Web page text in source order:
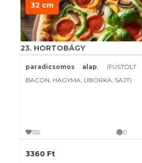
32 cm
23. HORTOBÁGY
paradicsomos alap, (FÜSTÖLT
BACON, HAGYMA, UBORKA, SAJT)
155 0
3360 Ft